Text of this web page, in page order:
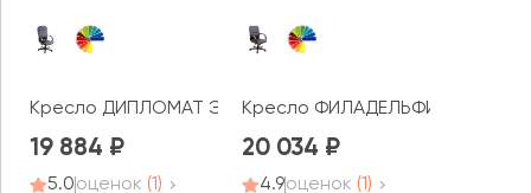
Кресло ДИПЛОМАТ ЭКСТРА
19 884
5.0оценок (1)
Кресло ФИЛАДЕЛЬФИЯ
20 034
4.9оценок (1)